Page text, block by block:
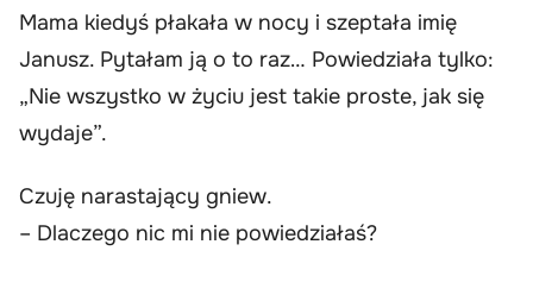
Mama kiedyś płakała w nocy i szeptała imię
Janusz. Pytałam ją o to raz… Powiedziała tylko:
„Nie wszystko w życiu jest takie proste, jak się
wydaje”.
Czuję narastający gniew.
– Dlaczego nic mi nie powiedziałaś?